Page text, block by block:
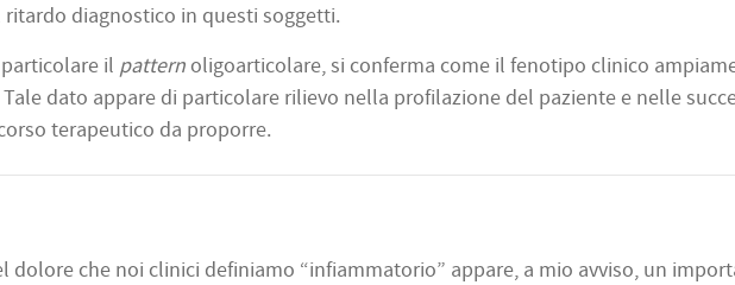
diagnostico in questi soggetti.
il pattern oligoarticolare, si conferma come il fenotipo clinico
dato appare di particolare rilievo nella profilazione del paziente e nelle
terapeutico da proporre.
dolore che noi clinici definiamo “infiammatorio” appare, a mio avviso, un